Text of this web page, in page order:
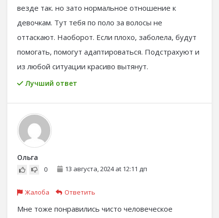
везде так. но зато нормальное отношение к
девочкам. Тут тебя по поло за волосы не
оттаскают. Наоборот. Если плохо, заболела, будут
помогать, помогут адаптироваться. Подстрахуют и
из любой ситуации красиво вытянут.
Лучший ответ
Ольга
0 13 августа, 2024 at 12:11 дп
Жалоба Ответить
Мне тоже понравились чисто человеческое